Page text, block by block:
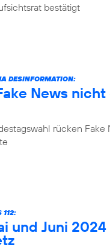
bestätigt
DESINFORMATION:
News
rücken Fake
112:
und Juni